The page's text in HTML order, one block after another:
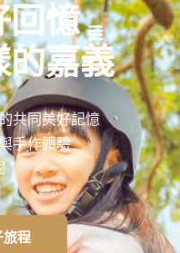
回憶
嘉義
共同美好記憶
手作體驗
！
旅程